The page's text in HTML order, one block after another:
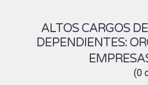
ALTOS CARGOS
DEPENDIENTES:
(0